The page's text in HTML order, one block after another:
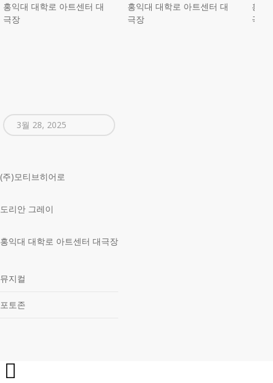
홍익대 대학로 아트센터 대
극장
홍익대 대학로 아트센터 대
극장
홍익
극장
3월 28, 2025
(주)모티브히어로
도리안 그레이
홍익대 대학로 아트센터 대극장
뮤지컬
포토존
Share